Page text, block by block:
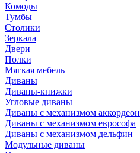
Комоды
Тумбы
Столики
Зеркала
Двери
Полки
Мягкая мебель
Диваны
Диваны-книжки
Угловые диваны
Диваны с механизмом аккордеон
Диваны с механизмом еврософа
Диваны с механизмом дельфин
Модульные диваны